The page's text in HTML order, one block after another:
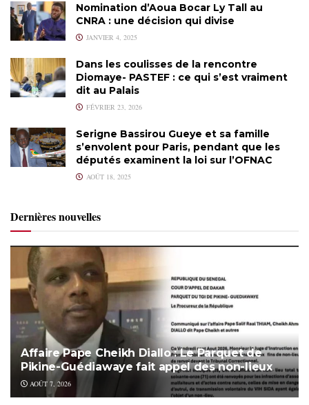
Nomination d’Aoua Bocar Ly Tall au
CNRA : une décision qui divise
JANVIER 4, 2025
Dans les coulisses de la rencontre
Diomaye- PASTEF : ce qui s’est vraiment
dit au Palais
FÉVRIER 23, 2026
Serigne Bassirou Gueye et sa famille
s’envolent pour Paris, pendant que les
députés examinent la loi sur l’OFNAC
AOÛT 18, 2025
Dernières nouvelles
Affaire Pape Cheikh Diallo : Le Parquet de
Pikine-Guédiawaye fait appel des non-lieux
AOÛT 7, 2026